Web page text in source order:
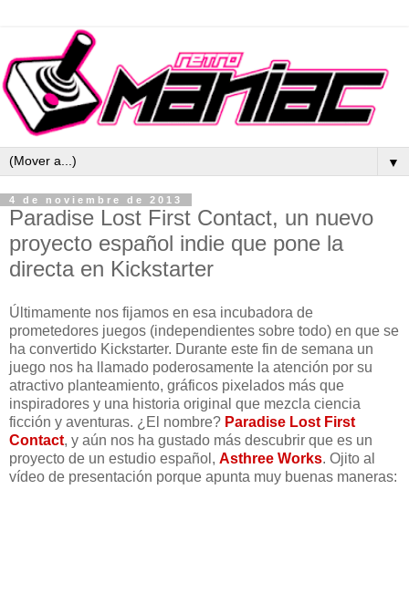
▼
4 de noviembre de 2013
Paradise Lost First Contact, un nuevo
proyecto español indie que pone la
directa en Kickstarter
Últimamente nos fijamos en esa incubadora de
prometedores juegos (independientes sobre todo) en que se
ha convertido Kickstarter. Durante este fin de semana un
juego nos ha llamado poderosamente la atención por su
atractivo planteamiento, gráficos pixelados más que
inspiradores y una historia original que mezcla ciencia
ficción y aventuras. ¿El nombre? Paradise Lost First
Contact, y aún nos ha gustado más descubrir que es un
proyecto de un estudio español, Asthree Works. Ojito al
vídeo de presentación porque apunta muy buenas maneras: